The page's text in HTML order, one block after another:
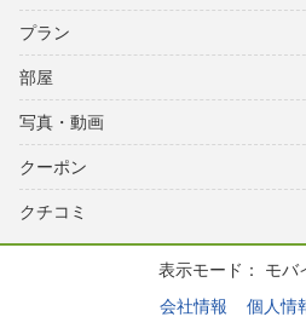
プラン
部屋
写真・動画
クーポン
クチコミ
表示モード： モバ
会社情報
個人情